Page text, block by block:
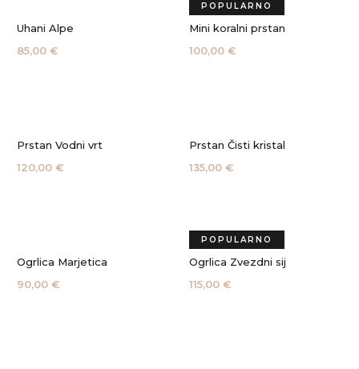
Uhani Alpe
85,00 €
Mini koralni prstan
100,00 €
POPULARNO
Prstan Vodni vrt
120,00 €
Prstan Čisti kristal
135,00 €
Ogrlica Marjetica
90,00 €
Ogrlica Zvezdni sij
115,00 €
POPULARNO